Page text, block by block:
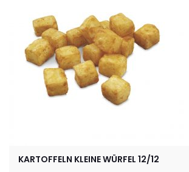
KARTOFFELN KLEINE WÜRFEL 12/12